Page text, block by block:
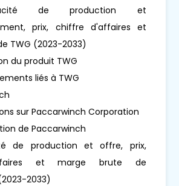
de production et
prix, chiffre d'affaires et
TWG (2023-2033)
du produit TWG
liés à TWG
sur Paccarwinch Corporation
de Paccarwinch
de production et offre, prix,
et marge brute de
2033)